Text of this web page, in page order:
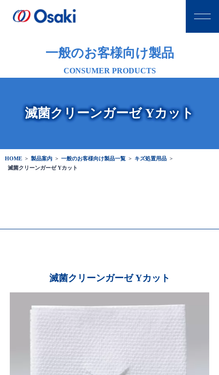
一般のお客様向け製品
CONSUMER PRODUCTS
滅菌クリーンガーゼ Yカット
HOME > 製品案内 > 一般のお客様向け製品一覧 > キズ処置用品 >
滅菌クリーンガーゼ Yカット
滅菌クリーンガーゼ Yカット